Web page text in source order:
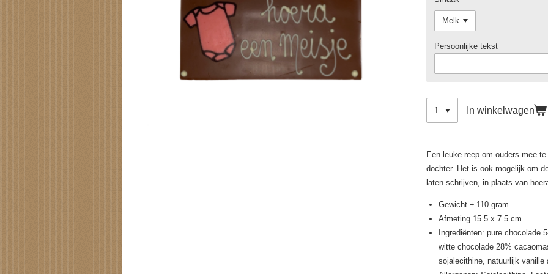
Persoonlijke tekst
In winkelwagen
Een leuke reep om ouders mee
dochter. Het is ook mogelijk om
laten schrijven, in plaats van
Gewicht ± 110 gram
Afmeting 15.5 x 7.5 cm
Ingrediënten: pure chocolade
witte chocolade 28%
sojalecithine, natuurlijk vanille